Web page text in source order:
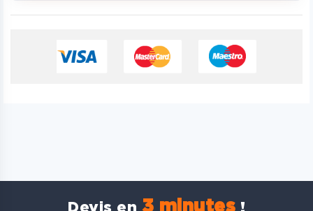
Devis en 3 minutes !